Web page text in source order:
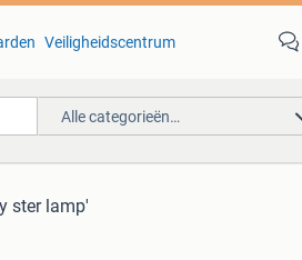
Veiligheidscentrum
Alle categorieën…
ster lamp'